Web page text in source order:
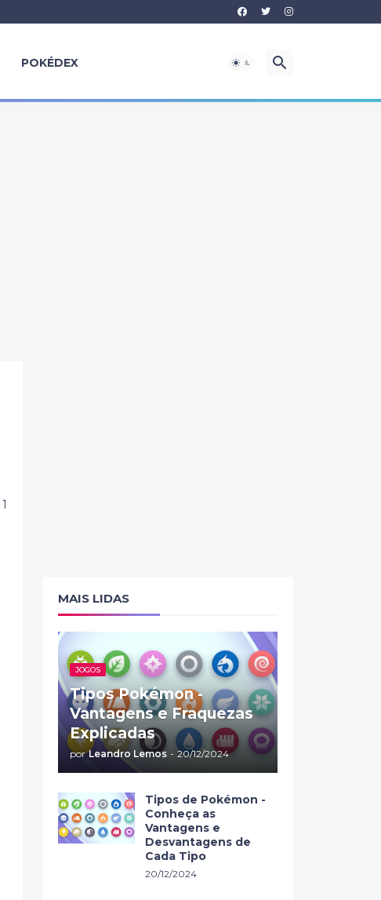
POKÉDEX
1
MAIS LIDAS
JOGOS
Tipos Pokémon -
Vantagens e Fraquezas
Explicadas
por Leandro Lemos - 20/12/2024
Tipos de Pokémon -
Conheça as
Vantagens e
Desvantagens de
Cada Tipo
20/12/2024